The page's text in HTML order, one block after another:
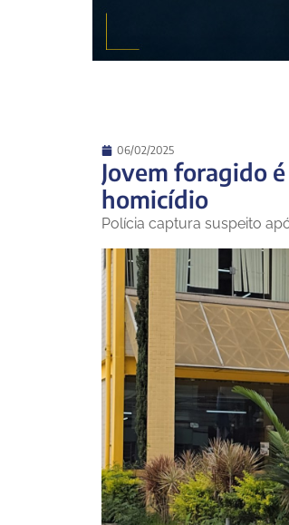
06/02/2025
Jovem foragido
homicídio
Polícia captura suspeito